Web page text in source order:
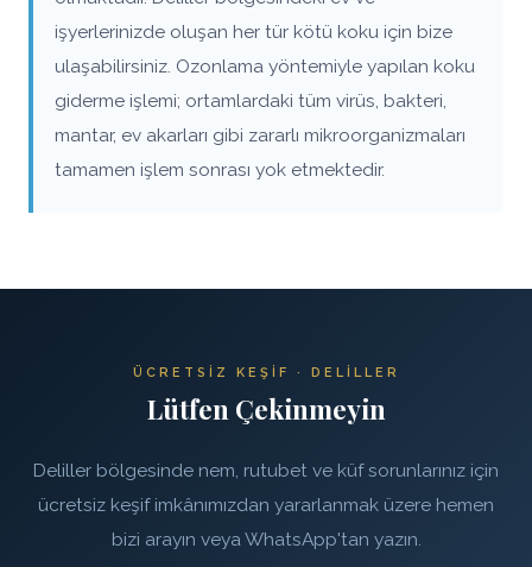
işyerlerinizde oluşan her tür kötü koku için bize
ulaşabilirsiniz. Ozonlama yöntemiyle yapılan koku
giderme işlemi; ortamlardaki tüm virüs, bakteri,
mantar, ev akarları gibi zararlı mikroorganizmaları
tamamen işlem sonrası yok etmektedir.
ÜCRETSIZ KEŞIF · DELILLER
Lütfen Çekinmeyin
Deliller bölgesinde nem, rutubet ve küf sorunlarınız için
ücretsiz keşif imkânımızdan yararlanmak üzere hemen
bizi arayın veya WhatsApp'tan yazın.